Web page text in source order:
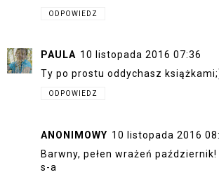
ODPOWIEDZ
PAULA 10 listopada 2016 07:36
Ty po prostu oddychasz
ODPOWIEDZ
ANONIMOWY 10 listopada 2016
Barwny, pełen wrażeń
s-a